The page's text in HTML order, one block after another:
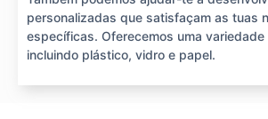
personalizadas que satisfaçam as tuas
específicas. Oferecemos uma variedade
incluindo plástico, vidro e papel.